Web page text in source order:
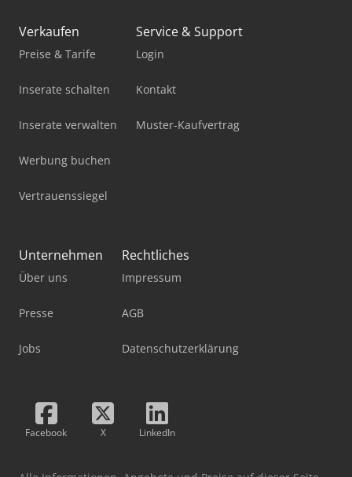
Verkaufen
Preise & Tarife
Inserate schalten
Inserate verwalten
Werbung buchen
Vertrauenssiegel
Service & Support
Login
Kontakt
Muster-Kaufvertrag
Unternehmen
Über uns
Presse
Jobs
Rechtliches
Impressum
AGB
Datenschutzerklärung
Facebook X LinkedIn